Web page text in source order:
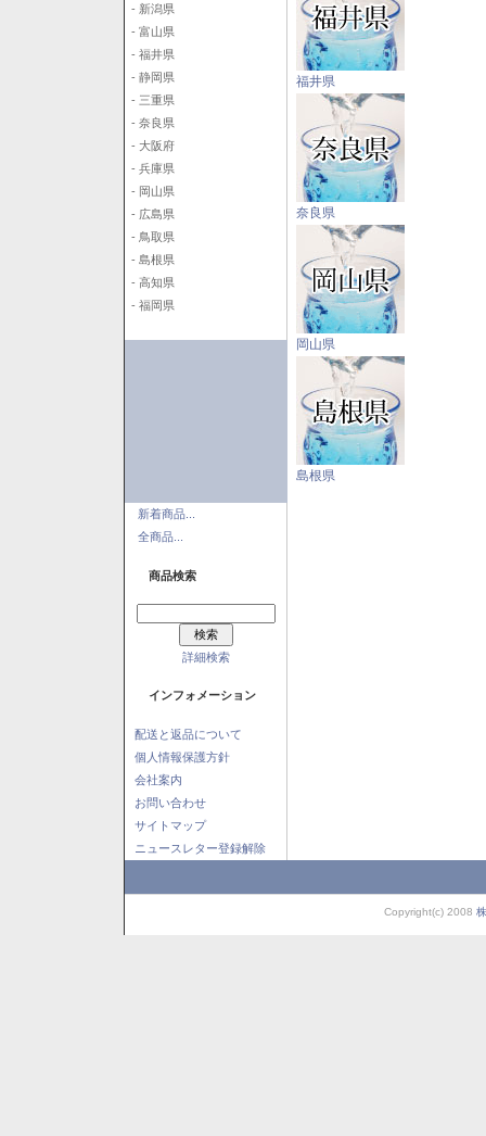
- 新潟県
- 富山県
- 福井県
- 静岡県
- 三重県
- 奈良県
- 大阪府
- 兵庫県
- 岡山県
- 広島県
- 鳥取県
- 島根県
- 高知県
- 福岡県
新着商品...
全商品...
商品検索
詳細検索
インフォメーション
配送と返品について
個人情報保護方針
会社案内
お問い合わせ
サイトマップ
ニュースレター登録解除
福井県
奈良県
岡山県
島根県
Copyright(c) 2008